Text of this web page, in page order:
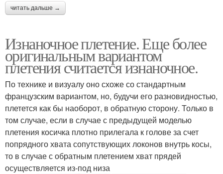
читать дальше →
Изнаночное плетение. Еще более
оригинальным вариантом
плетения считается изнаночное.
По технике и визуалу оно схоже со стандартным
французским вариантом, но, будучи его разновидностью,
плетется как бы наоборот, в обратную сторону. Только в
том случае, если в случае с предыдущей моделью
плетения косичка плотно прилегала к голове за счет
попрядного хвата сопутствующих локонов внутрь косы,
то в случае с обратным плетением хват прядей
осуществляется из-под низа